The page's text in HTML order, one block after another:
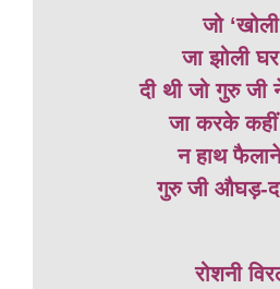
जो
जा झोली
दी थी जो गुरु जी
जा करके
न हाथ
गुरु जी औघड़-
रोशनी